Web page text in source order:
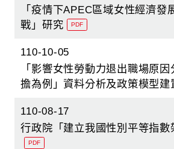
「疫情下APEC區域女性經濟發
戰」研究
PDF
110-10-05
「影響女性勞動力退出職場原
擔為例」資料分析及政策模型建
110-08-17
行政院「建立我國性別平等指數
PDF